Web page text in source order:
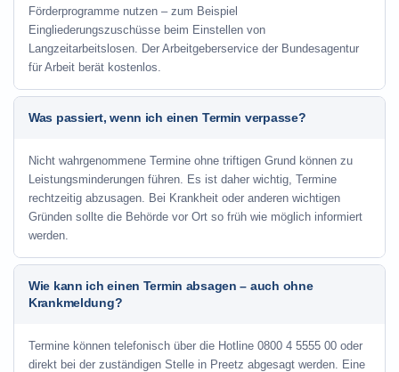
Förderprogramme nutzen – zum Beispiel
Eingliederungszuschüsse beim Einstellen von
Langzeitarbeitslosen. Der Arbeitgeberservice der Bundesagentur
für Arbeit berät kostenlos.
Was passiert, wenn ich einen Termin verpasse?
Nicht wahrgenommene Termine ohne triftigen Grund können zu
Leistungsminderungen führen. Es ist daher wichtig, Termine
rechtzeitig abzusagen. Bei Krankheit oder anderen wichtigen
Gründen sollte die Behörde vor Ort so früh wie möglich informiert
werden.
Wie kann ich einen Termin absagen – auch ohne
Krankmeldung?
Termine können telefonisch über die Hotline 0800 4 5555 00 oder
direkt bei der zuständigen Stelle in Preetz abgesagt werden. Eine